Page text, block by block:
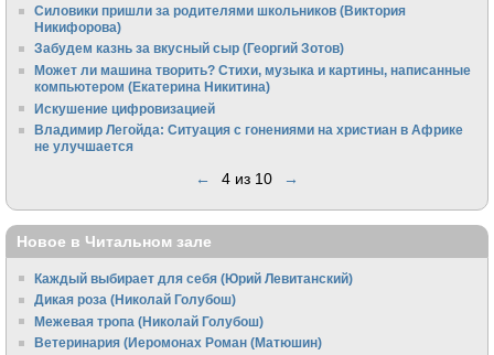
Силовики пришли за родителями школьников (Виктория
Никифорова)
Забудем казнь за вкусный сыр (Георгий Зотов)
Может ли машина творить? Стихи, музыка и картины, написанные
компьютером (Екатерина Никитина)
Искушение цифровизацией
Владимир Легойда: Ситуация с гонениями на христиан в Африке
не улучшается
← 4 из 10 →
Новое в Читальном зале
Каждый выбирает для себя (Юрий Левитанский)
Дикая роза (Николай Голубош)
Межевая тропа (Николай Голубош)
Ветеринария (Иеромонах Роман (Матюшин)